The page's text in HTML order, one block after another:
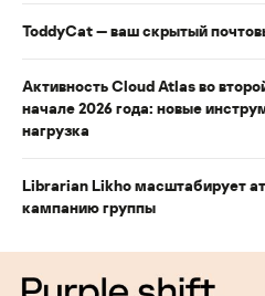
ToddyCat — ваш скрытый
Активность Cloud Atlas во
начале 2026 года: новые
нагрузка
Librarian Likho масштабирует
кампанию группы